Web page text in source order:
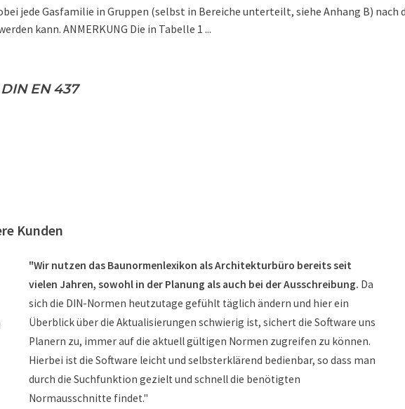
jede Gasfamilie in Gruppen (selbst in Bereiche unterteilt, siehe Anhang B) nach
kann. ANMERKUNG Die in Tabelle 1 ...
EN 437
Kunden
"Wir nutzen das Baunormenlexikon als Architekturbüro bereits seit
vielen Jahren, sowohl in der Planung als auch bei der Ausschreibung. Da
sich die DIN-Normen heutzutage gefühlt täglich ändern und hier ein
Überblick über die Aktualisierungen schwierig ist, sichert die Software uns
Planern zu, immer auf die aktuell gültigen Normen zugreifen zu können.
Hierbei ist die Software leicht und selbsterklärend bedienbar, so dass man
durch die Suchfunktion gezielt und schnell die benötigten
Normausschnitte findet."